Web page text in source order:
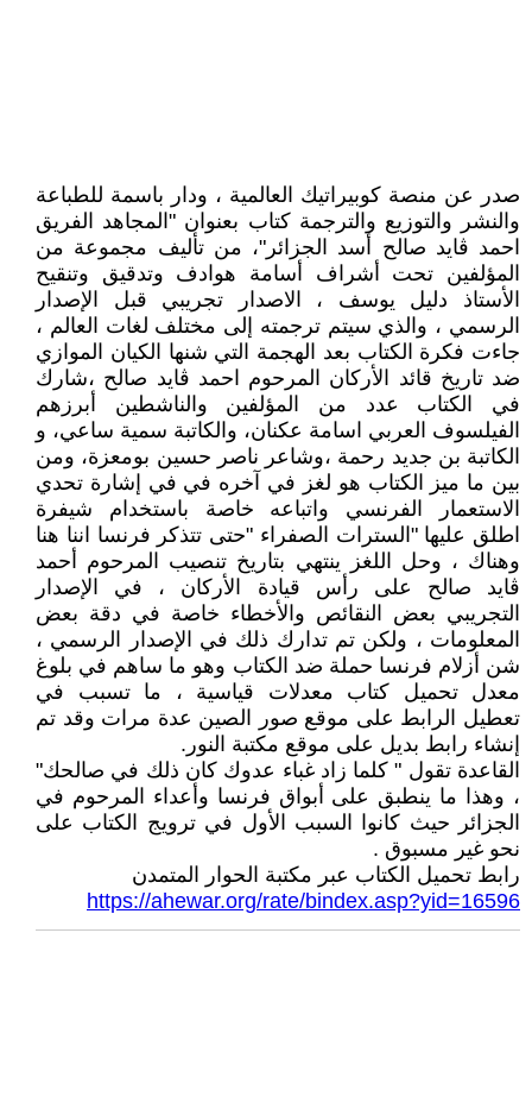
صدر عن منصة كوبيراتيك العالمية ، ودار باسمة للطباعة
والنشر والتوزيع والترجمة كتاب بعنوان "المجاهد الفريق
احمد ڨايد صالح أسد الجزائر"، من تأليف مجموعة من
المؤلفين تحت أشراف أسامة هوادف وتدقيق وتنقيح
الأستاذ دليل يوسف ، الاصدار تجريبي قبل الإصدار
الرسمي ، والذي سيتم ترجمته إلى مختلف لغات العالم ،
جاءت فكرة الكتاب بعد الهجمة التي شنها الكيان الموازي
ضد تاريخ قائد الأركان المرحوم احمد ڨايد صالح ،شارك
في الكتاب عدد من المؤلفين والناشطين أبرزهم
الفيلسوف العربي اسامة عكنان، والكاتبة سمية ساعي، و
الكاتبة بن جديد رحمة ،وشاعر ناصر حسين بومعزة، ومن
بين ما ميز الكتاب هو لغز في آخره في في إشارة تحدي
الاستعمار الفرنسي واتباعه خاصة باستخدام شيفرة
اطلق عليها "السترات الصفراء "حتى تتذكر فرنسا اننا هنا
وهناك ، وحل اللغز ينتهي بتاريخ تنصيب المرحوم أحمد
ڨايد صالح على رأس قيادة الأركان ، في الإصدار
التجريبي بعض النقائص والأخطاء خاصة في دقة بعض
المعلومات ، ولكن تم تدارك ذلك في الإصدار الرسمي ،
شن أزلام فرنسا حملة ضد الكتاب وهو ما ساهم في بلوغ
معدل تحميل كتاب معدلات قياسية ، ما تسبب في
تعطيل الرابط على موقع صور الصين عدة مرات وقد تم
إنشاء رابط بديل على موقع مكتبة النور.
القاعدة تقول " كلما زاد غباء عدوك كان ذلك في صالحك"
، وهذا ما ينطبق على أبواق فرنسا وأعداء المرحوم في
الجزائر حيث كانوا السبب الأول في ترويج الكتاب على
نحو غير مسبوق .
رابط تحميل الكتاب عبر مكتبة الحوار المتمدن
https://ahewar.org/rate/bindex.asp?yid=16596